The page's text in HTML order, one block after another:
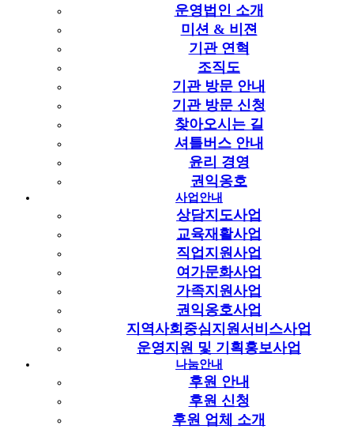
운영법인 소개
미션 & 비젼
기관 연혁
조직도
기관 방문 안내
기관 방문 신청
찾아오시는 길
셔틀버스 안내
윤리 경영
권익옹호
사업안내
상담지도사업
교육재활사업
직업지원사업
여가문화사업
가족지원사업
권익옹호사업
지역사회중심지원서비스사업
운영지원 및 기획홍보사업
나눔안내
후원 안내
후원 신청
후원 업체 소개
복지관 주요 월간 일정
셔틀버스 운행표 재공지(정차역 노선 연장,
시간 변경)
페이지 정보
운영지원팀 2023-07-31 09:50조회
운영지원팀
첨부파일
★ 2023.8.7 기준 셔틀차량 시간표20230728.hwp
(274.5K)
관련링크
목록
경기도시각장애인복지관에 애정과 관심가져주시는
참여자분들과 관계 기관에 감사인사드립니다.
에 따른 참여자분들의 복지관 이용에
셔틀버스 운행표'를 공지하고 1개월
간 운행을 하였습니다
운영 결과 정차역 노선연장을 고려하게
되었고 이에 따라 시간 조정이 필요한 바새롭게